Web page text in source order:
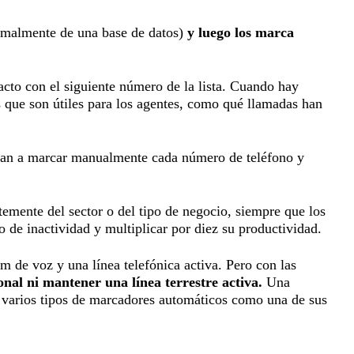
de una base de datos) y luego los marca
con el siguiente número de la lista. Cuando hay
son útiles para los agentes, como qué llamadas han
a marcar manualmente cada número de teléfono y
del sector o del tipo de negocio, siempre que los
de inactividad y multiplicar por diez su productividad.
de voz y una línea telefónica activa. Pero con las
ni mantener una línea terrestre activa. Una
tipos de marcadores automáticos como una de sus